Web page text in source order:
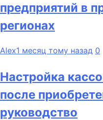
предприятий в
регионах
Alex1 месяц тому назад 0
Настройка
после
руководство